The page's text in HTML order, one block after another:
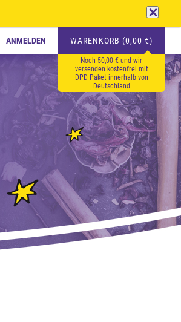
ANMELDEN WARENKORB (0,00 €)
Noch 50,00 € und wir
versenden kostenfrei mit
DPD Paket innerhalb von
Deutschland